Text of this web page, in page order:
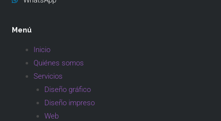
Menú
Inicio
Quiénes somos
Servicios
Diseño gráfico
Diseño impreso
Web